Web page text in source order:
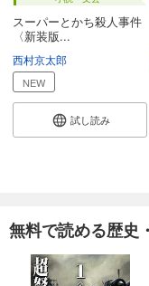
スーパーとかち殺人事件
〈新装版...
西村京太郎
NEW
試し読み
無料で読める歴史